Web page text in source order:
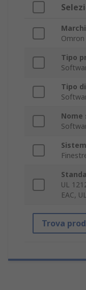
Omron
Tipo
Tipo
UL
EAC, UL
Trova